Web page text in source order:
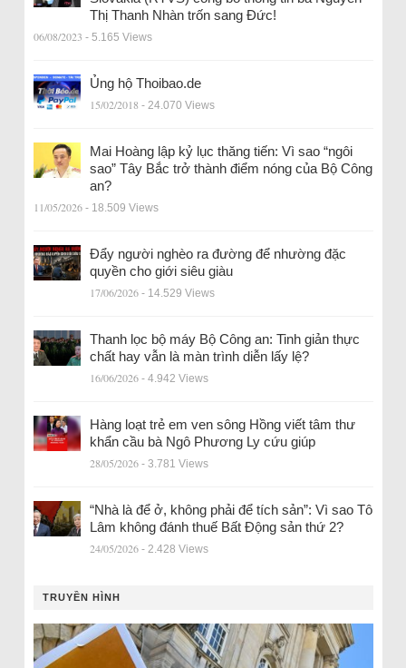
Thị Thanh Nhàn trốn sang Đức!
06/08/2023 - 5.165 Views
Ủng hộ Thoibao.de
15/02/2018 - 24.070 Views
Mai Hoàng lập kỷ lục thăng tiến: Vì sao “ngôi
sao” Tây Bắc trở thành điểm nóng của Bộ Công
an?
11/05/2026 - 18.509 Views
Đẩy người nghèo ra đường để nhường đặc
quyền cho giới siêu giàu
17/06/2026 - 14.529 Views
Thanh lọc bộ máy Bộ Công an: Tinh giản thực
chất hay vẫn là màn trình diễn lấy lệ?
16/06/2026 - 4.942 Views
Hàng loạt trẻ em ven sông Hồng viết tâm thư
khẩn cầu bà Ngô Phương Ly cứu giúp
28/05/2026 - 3.781 Views
“Nhà là để ở, không phải để tích sản”: Vì sao Tô
Lâm không đánh thuế Bất Động sản thứ 2?
24/05/2026 - 2.428 Views
TRUYỀN HÌNH